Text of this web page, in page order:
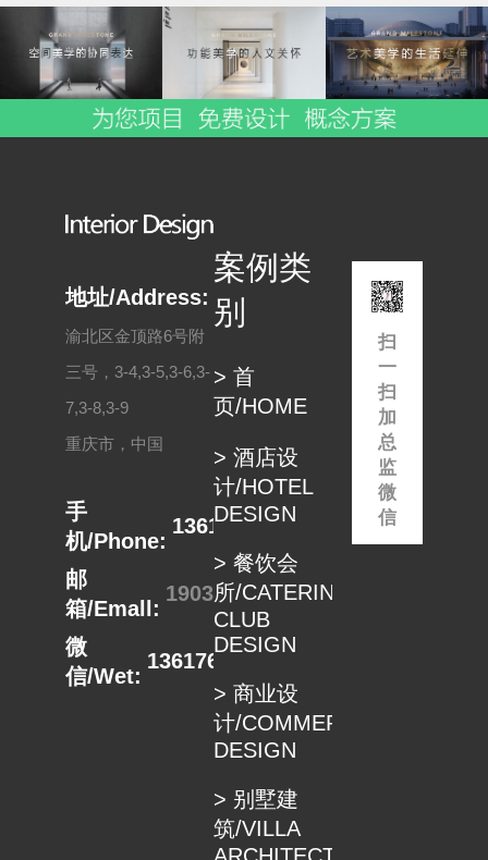
形式
与功
能的
结
合，
情感
与文
表
尤其
在...
空间
的展
现手
影响
顾客
绪、
行为
与
体...
空间
能力
正逐
造与
节奏
控制
不仅
是美
学与
用户
体验
层...
地址/Address:
渝北区金顶路6号附
三号，3-4,3-5,3-6,3-
7,3-8,3-9
重庆市，中国
手
机/Phone:
13617680498
邮
箱/Emall:
1903332889@qq.com
微
信/Wet:
13617680498
案例类
别
> 首
页/HOME
> 酒店设
计/HOTEL
DESIGN
> 餐饮会
所/CATERING
CLUB
DESIGN
> 商业设
计/COMMERCIAL
DESIGN
> 别墅建
筑/VILLA
扫
一
扫
加
总
监
微
信